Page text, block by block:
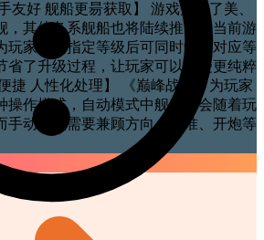
友好 舰船更昜获取】 游戏开放了美、
，其他各系舰船也将陆续推出，当前游
玩家达到指定等级后可同时解锁对应等
省了升级过程，让玩家可以享受更纯粹
捷 人性化处理】 《巅峰战舰》为玩家
操作模式，自动模式中舰船将会随着玩
手动模式需要兼顾方向、瞄准、开炮等